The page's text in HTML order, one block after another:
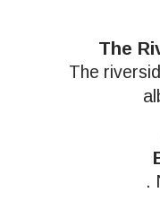
The
The
.